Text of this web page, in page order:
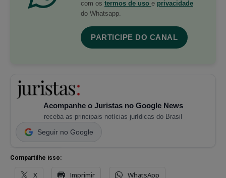
com os termos de uso e privacidade
do Whatsapp.
PARTICIPE DO CANAL
Acompanhe o Juristas no Google News
receba as principais notícias jurídicas do Brasil
Seguir no Google
Compartilhe isso:
X Imprimir WhatsApp